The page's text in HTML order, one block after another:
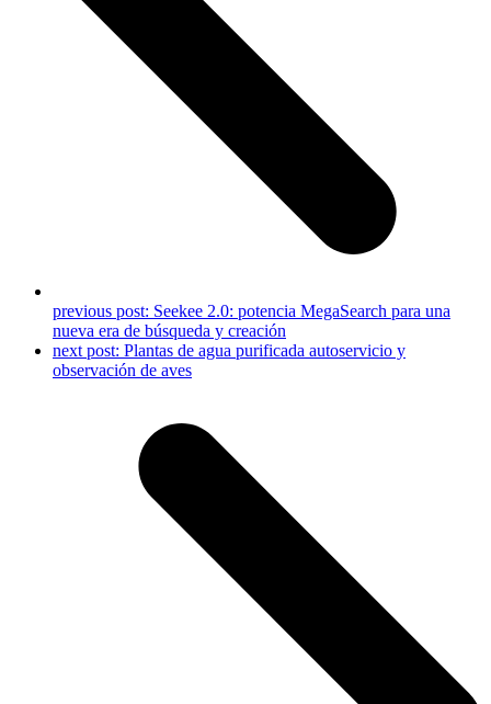
previous post: Seekee 2.0: potencia MegaSearch para una
nueva era de búsqueda y creación
next post: Plantas de agua purificada autoservicio y
observación de aves